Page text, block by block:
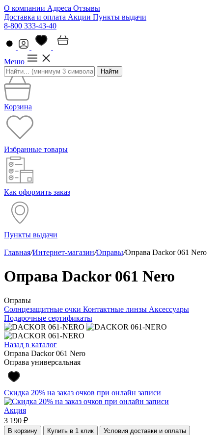
О компании Адреса Отзывы
Доставка и оплата Акции Пункты выдачи
8-800 333-43-40
Меню
Найти
Корзина
Избранные товары
Как оформить заказ
Пункты выдачи
Главная/Интернет-магазин/Оправы/Оправа Dackor 061 Nero
Оправа Dackor 061 Nero
Оправы
Солнцезащитные очки Контактные линзы Аксессуары
Подарочные сертификаты
Назад в каталог
Оправа Dackor 061 Nero
Оправа универсальная
Скидка 20% на заказ очков при онлайн записи
Акция
3 190 ₽
В корзину Купить в 1 клик Условия доставки и оплаты